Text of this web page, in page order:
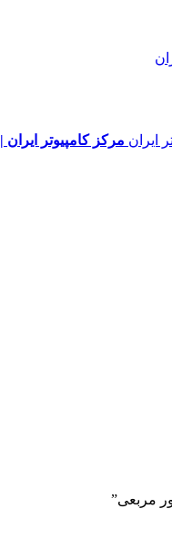
مرکز کامپیوتر ایران
مربعی”